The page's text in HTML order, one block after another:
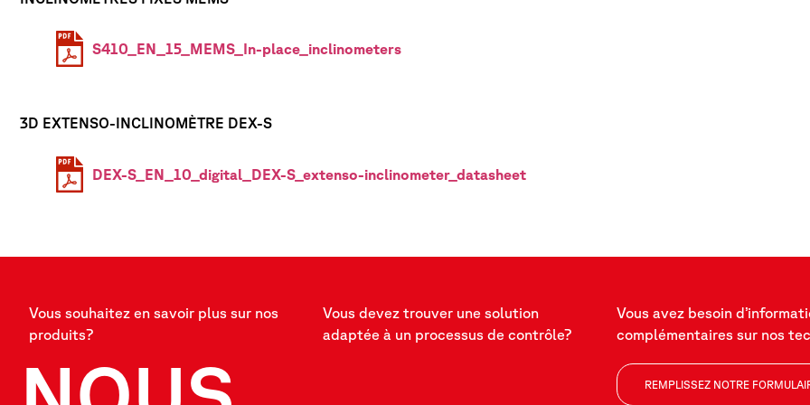
S410_EN_15_MEMS_In-place_inclinometers
3D EXTENSO-INCLINOMÈTRE DEX-S
DEX-S_EN_10_digital_DEX-S_extenso-inclinometer_datasheet
Vous souhaitez en savoir plus sur nos
produits?
Vous devez trouver une solution
adaptée à un processus de contrôle?
Vous avez besoin
complémentaires sur nos
REMPLISSEZ NOTRE